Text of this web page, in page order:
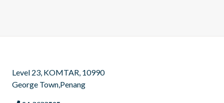
Level 23, KOMTAR, 10990
George Town,Penang